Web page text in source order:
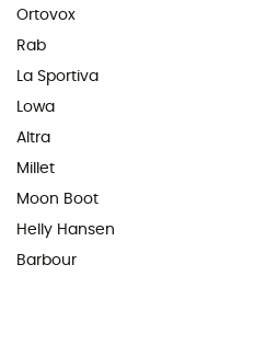
Ortovox
Rab
La Sportiva
Lowa
Altra
Millet
Moon Boot
Helly Hansen
Barbour